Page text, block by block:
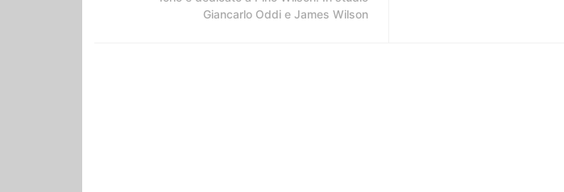
Giancarlo Oddi e James Wilson